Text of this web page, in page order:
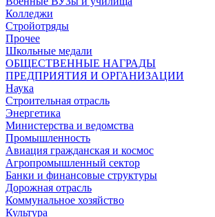
Колледжи
Стройотряды
Прочее
Школьные медали
ОБЩЕСТВЕННЫЕ НАГРАДЫ
ПРЕДПРИЯТИЯ И ОРГАНИЗАЦИИ
Наука
Строительная отрасль
Энергетика
Министерства и ведомства
Промышленность
Авиация гражданская и космос
Агропромышленный сектор
Банки и финансовые структуры
Дорожная отрасль
Коммунальное хозяйство
Культура